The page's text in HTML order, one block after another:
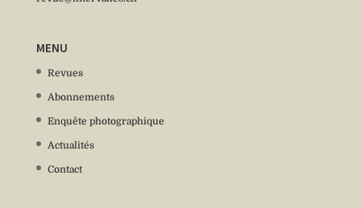
MENU
Revues
Abonnements
Enquête photographique
Actualités
Contact